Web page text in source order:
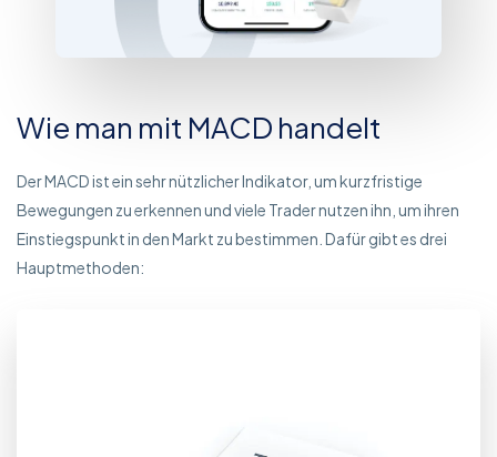
Wie man mit MACD handelt
Der MACD ist ein sehr nützlicher Indikator, um kurzfristige
Bewegungen zu erkennen und viele Trader nutzen ihn, um ihren
Einstiegspunkt in den Markt zu bestimmen. Dafür gibt es drei
Hauptmethoden: